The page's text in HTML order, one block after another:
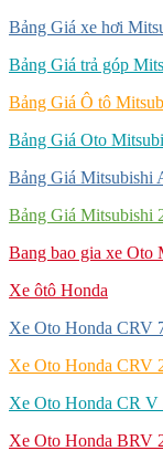
Bảng Giá xe hơi
Bảng Giá trả góp
Bảng Giá Ô tô
Bảng Giá Oto
Bảng Giá Mitsubishi
Bảng Giá Mitsubishi
Bang bao gia xe Oto
Xe ôtô Honda
Xe Oto Honda CRV
Xe Oto Honda CRV
Xe Oto Honda CR V
Xe Oto Honda BRV